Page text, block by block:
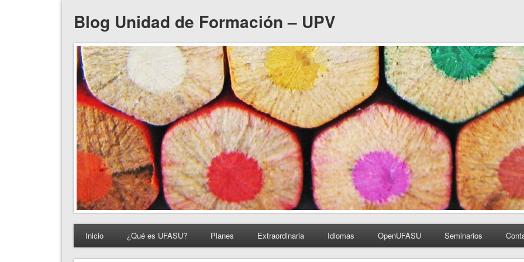
Blog Unidad de Formación – UPV
Inicio ¿Qué es UFASU? Planes Extraordinaria Idiomas OpenUFASU Seminarios